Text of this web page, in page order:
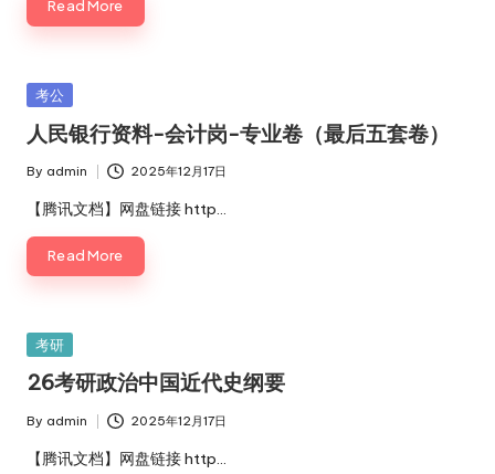
Read More
Posted
考公
人民银行资料-会计岗-专业卷（最后五套卷）
Posted
by
By admin 2025年12月17日
【腾讯文档】网盘链接 http…
Read More
Posted
考研
26考研政治中国近代史纲要
Posted
by
By admin 2025年12月17日
【腾讯文档】网盘链接 http…